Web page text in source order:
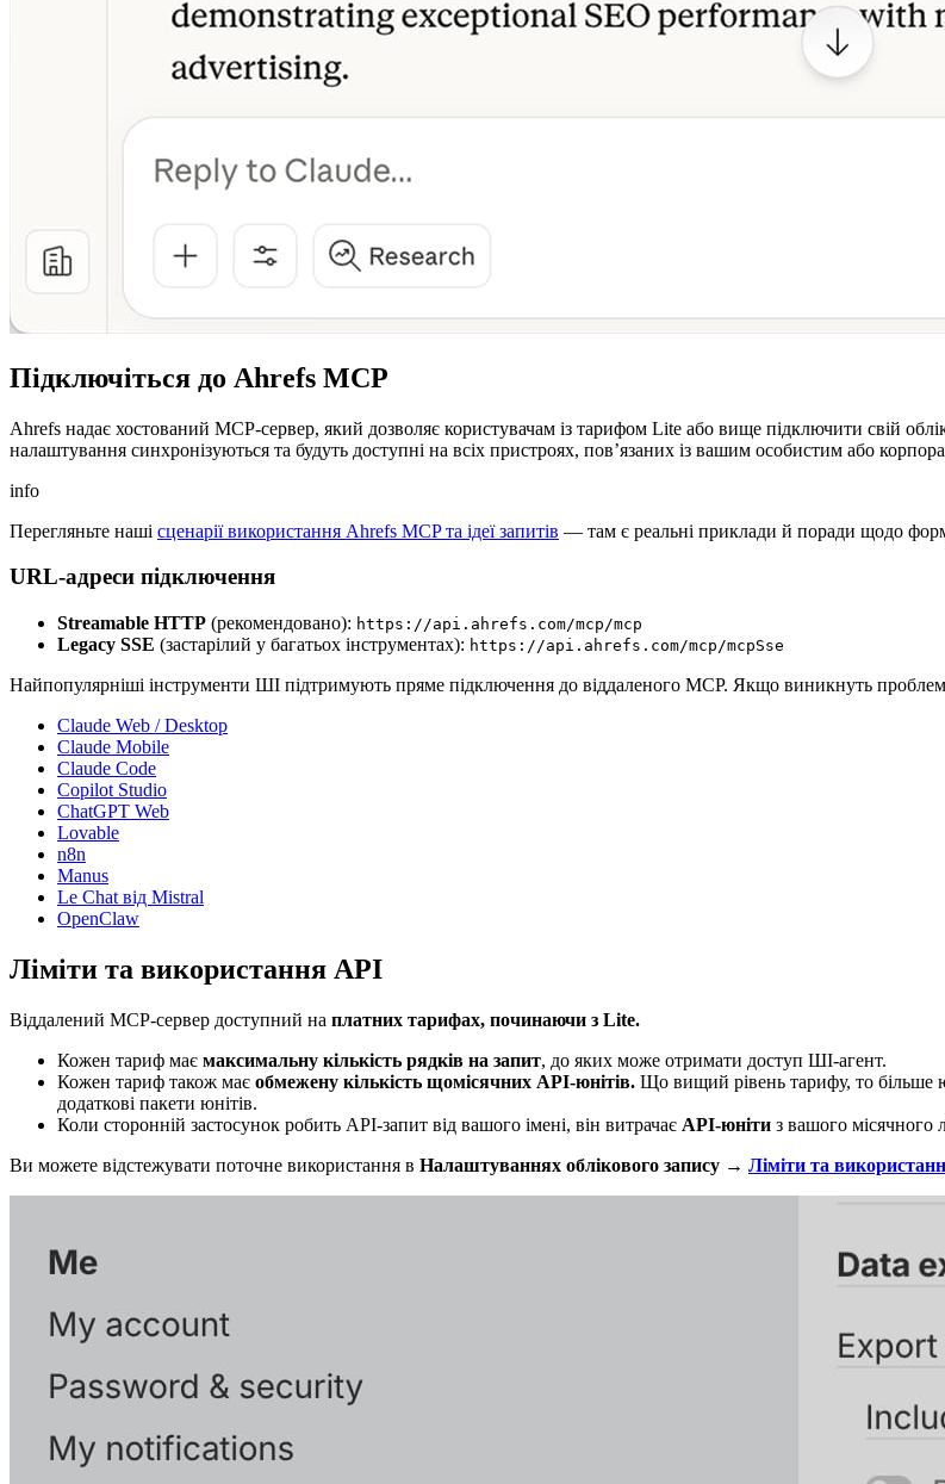
Підключіться до Ahrefs MCP
Ahrefs надає хостований MCP-сервер, який дозволяє користувачам із тарифом Lite або вище підключити свій
налаштування синхронізуються та будуть доступні на всіх пристроях, пов’язаних із вашим особистим або
info
Перегляньте наші сценарії використання Ahrefs MCP та ідеї запитів — там є реальні приклади й поради щодо
URL-адреси підключення
Streamable HTTP (рекомендовано): https://api.ahrefs.com/mcp/mcp
Legacy SSE (застарілий у багатьох інструментах): https://api.ahrefs.com/mcp/mcpSse
Найпопулярніші інструменти ШІ підтримують пряме підключення до віддаленого MCP. Якщо виникнуть
Claude Web / Desktop
Claude Mobile
Claude Code
Copilot Studio
ChatGPT Web
Lovable
n8n
Manus
Le Chat від Mistral
OpenClaw
Ліміти та використання API
Віддалений MCP-сервер доступний на платних тарифах, починаючи з Lite.
Кожен тариф має максимальну кількість рядків на запит, до яких може отримати доступ ШІ-агент.
Кожен тариф також має обмежену кількість щомісячних API-юнітів. Що вищий рівень тарифу, то більше
додаткові пакети юнітів.
Коли сторонній застосунок робить API-запит від вашого імені, він витрачає API-юніти з вашого місячного
Ви можете відстежувати поточне використання в Налаштуваннях облікового запису → Ліміти та